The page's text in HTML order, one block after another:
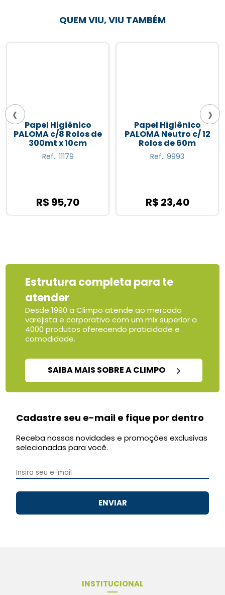
QUEM VIU, VIU TAMBÉM
Papel Higiênico
PALOMA c/8 Rolos de
300mt x 10cm
Ref.: 11179
R$ 95,70
Papel Higiênico
PALOMA Neutro c/ 12
Rolos de 60m
Ref.: 9993
R$ 23,40
‹ ›
Estrutura completa para te
atender
Desde 1990 a Climpo atende ao mercado
varejista e corporativo com um mix superior a
4000 produtos oferecendo praticidade e
comodidade.
SAIBA MAIS SOBRE A CLIMPO
Cadastre seu e-mail e fique por dentro
Receba nossas novidades e promoções exclusivas
selecionadas para você.
ENVIAR
INSTITUCIONAL